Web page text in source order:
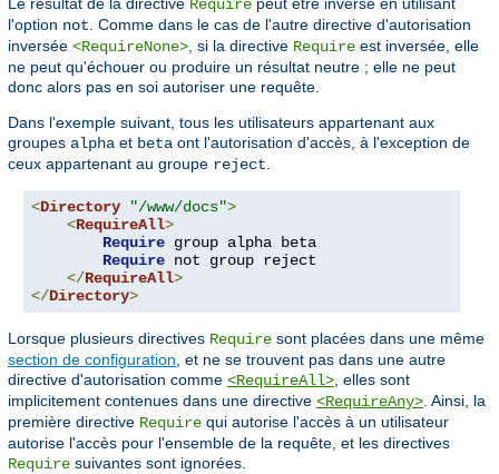
Require
l'option not . Comme dans le cas de l'autre directive d'autorisation
inversée <RequireNone> , si la directive Require est inversée, elle
ne peut qu'échouer ou produire un résultat neutre ; elle ne peut
donc alors pas en soi autoriser une requête.
Dans l'exemple suivant, tous les utilisateurs appartenant aux
groupes alpha et beta ont l'autorisation d'accès, à l'exception de
ceux appartenant au groupe reject
<Directory "/www/docs">
<RequireAll>
Require group alpha beta
Require not group reject
</RequireAll>
</Directory>
Lorsque plusieurs directives Require sont placées dans une même
section de configuration , et ne se trouvent pas dans une autre
directive d'autorisation comme <RequireAll> , elles sont
implicitement contenues dans une directive <RequireAny> . Ainsi, la
première directive Require qui autorise l'accès à un utilisateur
autorise l'accès pour l'ensemble de la requête, et les directives
Require suivantes sont ignorées.